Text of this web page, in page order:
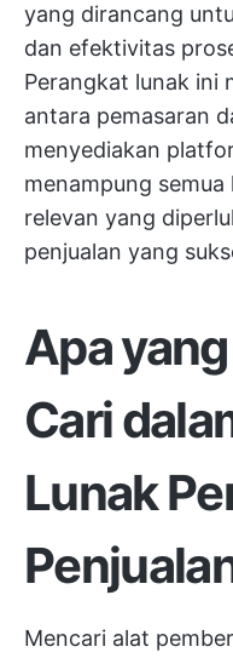
yang dirancang
dan efektivitas
Perangkat lunak ini
antara pemasaran
menyediakan
menampung
relevan yang
penjualan yang
Apa
Cari
Lunak
Mencari alat